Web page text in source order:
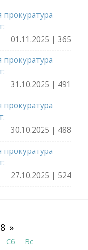
прокуратура
01.11.2025 | 365
прокуратура
31.10.2025 | 491
прокуратура
30.10.2025 | 488
прокуратура
27.10.2025 | 524
»
Сб Вс